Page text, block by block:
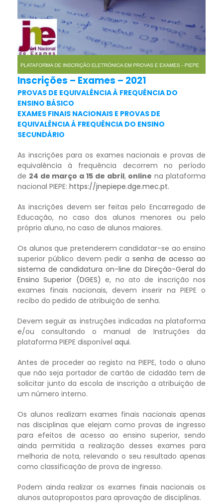
Inscrições – Exames – 2021
PROVAS DE EQUIVALÊNCIA À FREQUÊNCIA DO
ENSINO BÁSICO
EXAMES FINAIS NACIONAIS E PROVAS DE
EQUIVALÊNCIA À FREQUÊNCIA DO ENSINO
SECUNDÁRIO
As inscrições para os exames nacionais e provas de
equivalência à frequência decorrem no período
de 24 de março a 15 de abril, online na plataforma
nacional PIEPE: https://jnepiepe.dge.mec.pt.
As inscrições devem ser feitas pelo Encarregado de
Educação, no caso dos alunos menores ou pelo
próprio aluno, no caso de alunos maiores.
Os alunos que pretenderem candidatar-se ao ensino
superior público devem pedir a senha de acesso ao
sistema de candidatura on-line da Direção-Geral do
Ensino Superior (DGES) e, no ato de inscrição nos
exames finais nacionais, devem inserir na PIEPE o
recibo do pedido de atribuição de senha.
Devem seguir as instruções indicadas na plataforma
e/ou consultando o manual de Instruções da
plataforma PIEPE disponível aqui.
Antes de proceder ao registo na PIEPE, todo o aluno
que não seja portador de cartão de cidadão tem de
solicitar junto da escola de inscrição a atribuição de
um número interno.
Os alunos realizam exames finais nacionais apenas
nas disciplinas que elejam como provas de ingresso
para efeitos de acesso ao ensino superior, sendo
ainda permitida a realização desses exames para
melhoria de nota, relevando o seu resultado apenas
como classificação de prova de ingresso.
Podem ainda realizar os exames finais nacionais os
alunos autopropostos para aprovação de disciplinas.